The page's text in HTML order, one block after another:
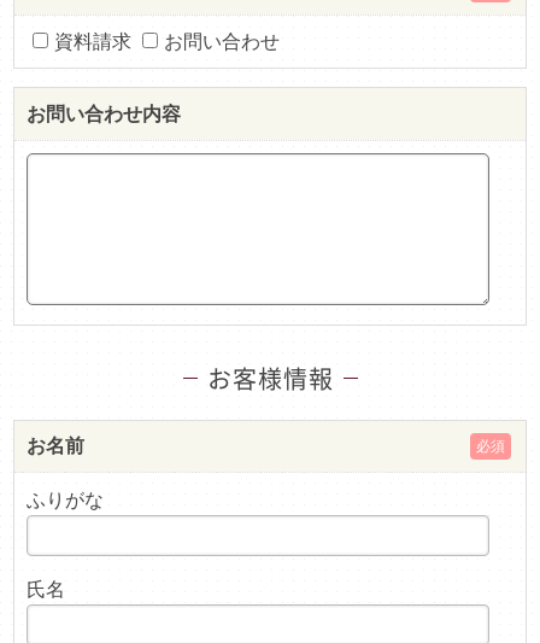
資料請求 お問い合わせ
お問い合わせ内容
お客様情報
お名前 必須
ふりがな
氏名